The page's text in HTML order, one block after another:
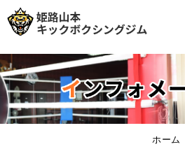
ホーム